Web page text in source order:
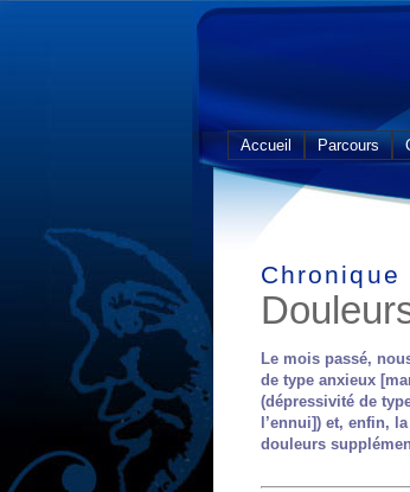
Accueil Parcours
Chronique
Le mois passé,
de type anxieux
(dépressivité de
l’ennui]) et, enfin,
douleurs